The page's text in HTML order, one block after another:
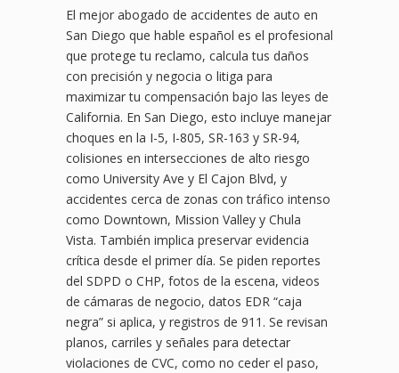
El mejor abogado de accidentes de auto en
San Diego que hable español es el profesional
que protege tu reclamo, calcula tus daños
con precisión y negocia o litiga para
maximizar tu compensación bajo las leyes de
California. En San Diego, esto incluye manejar
choques en la I-5, I-805, SR-163 y SR-94,
colisiones en intersecciones de alto riesgo
como University Ave y El Cajon Blvd, y
accidentes cerca de zonas con tráfico intenso
como Downtown, Mission Valley y Chula
Vista. También implica preservar evidencia
crítica desde el primer día. Se piden reportes
del SDPD o CHP, fotos de la escena, videos
de cámaras de negocio, datos EDR “caja
negra” si aplica, y registros de 911. Se revisan
planos, carriles y señales para detectar
violaciones de CVC, como no ceder el paso,